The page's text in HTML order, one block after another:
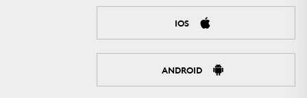
IOS
ANDROID